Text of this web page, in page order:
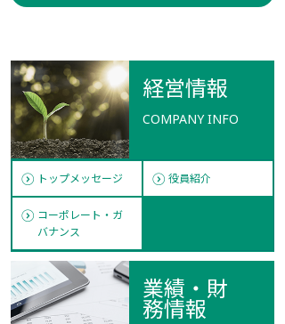
経営情報
COMPANY INFO
トップメッセージ 役員紹介
コーポレート・ガ
バナンス
業績・財
務情報